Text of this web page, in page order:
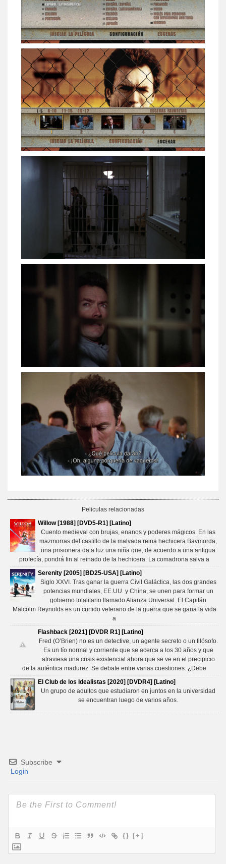
Peliculas relacionadas
Willow [1988] [DVD5-R1] [Latino]
Cuento medieval con brujas, enanos y poderes mágicos. En las
mazmorras del castillo de la malvada reina hechicera Bavmorda,
una prisionera da a luz una niña que, de acuerdo a una antigua
profecía, pondrá fin al reinado de la hechicera. La comadrona salva a
Serenity [2005] [BD25-USA] [Latino]
Siglo XXVI. Tras ganar la guerra Civil Galáctica, las dos grandes
potencias mundiales, EE.UU. y China, se unen para formar un
gobierno totalitario llamado Alianza Universal. El Capitán
Malcolm Reynolds es un curtido veterano de la guerra que se gana la vida
a
Flashback [2021] [DVDR R1] [Latino]
Fred (O’Brien) no es un detective, un agente secreto o un filósofo.
Es un tío normal y corriente que se acerca a los 30 años y que
atraviesa una crisis existencial ahora que se ve en el precipicio
de la auténtica madurez. Se debate entre varias cuestiones: ¿Debe
El Club de los Idealistas [2020] [DVDR4] [Latino]
Un grupo de adultos que estudiaron en juntos en la universidad
se encuentran luego de varios años.
Subscribe
Login
{} [+]